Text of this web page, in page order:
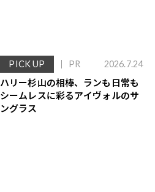
PICK UP PR 2026.7.24
ハリー杉山の相棒、ランも日常も
シームレスに彩るアイヴォルのサ
ングラス